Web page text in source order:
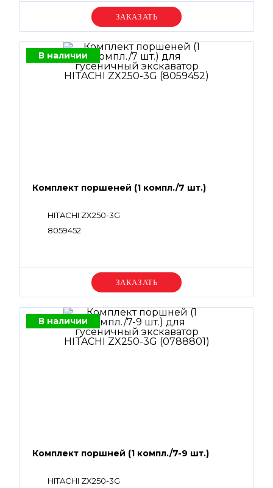
Уточняйте цену
В наличии
Комплект поршеней (1 компл./7 шт.)
HITACHI ZX250-3G
8059452
Уточняйте цену
В наличии
Комплект поршней (1 компл./7-9 шт.)
HITACHI ZX250-3G